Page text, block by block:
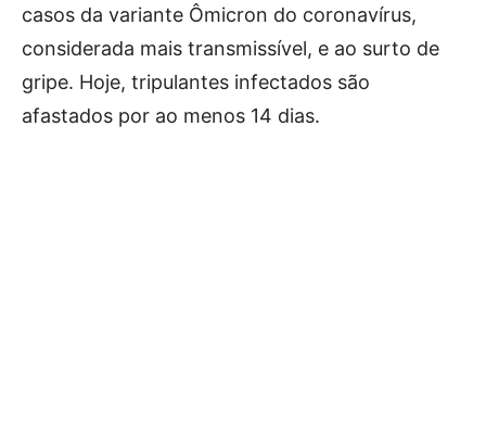
casos da variante Ômicron do coronavírus,
considerada mais transmissível, e ao surto de
gripe. Hoje, tripulantes infectados são
afastados por ao menos 14 dias.